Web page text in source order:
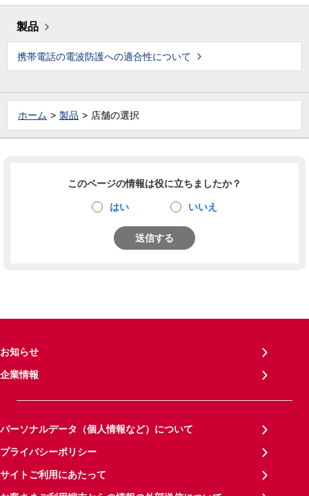
製品
携帯電話の電波防護への適合性について
ホーム 製品 店舗の選択
このページの情報は役に立ちましたか？
はい いいえ
送信する
お知らせ
企業情報
パーソナルデータ（個人情報など）について
プライバシーポリシー
サイトご利用にあたって